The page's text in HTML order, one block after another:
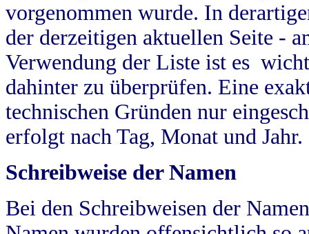
vorgenommen wurde. In
der derzeitigen aktuellen Seite -
Verwendung der Liste ist es
dahinter zu überprüfen. Eine
technischen Gründen nur
erfolgt nach Tag, Monat und Jahr.
Schreibweise der Namen
Bei den Schreibweisen der